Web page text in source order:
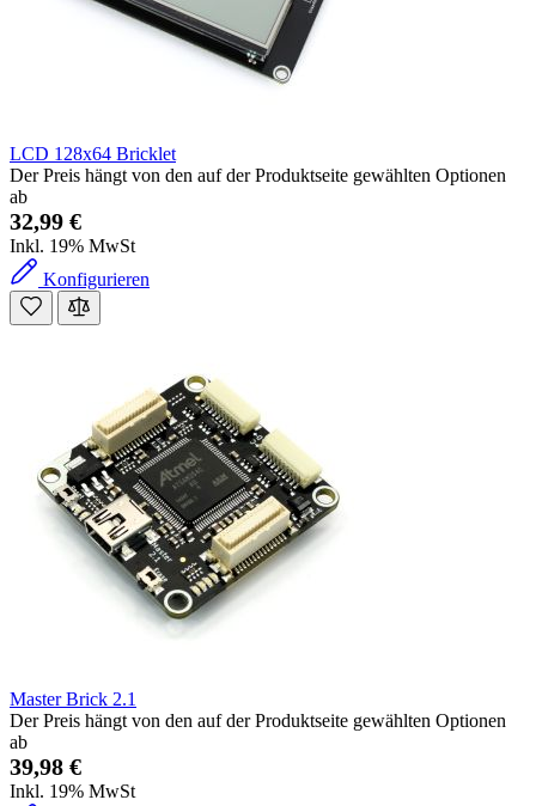
LCD 128x64 Bricklet
Der Preis hängt von den auf der Produktseite gewählten Optionen
ab
32,99 €
Inkl. 19% MwSt
Konfigurieren
Master Brick 2.1
Der Preis hängt von den auf der Produktseite gewählten Optionen
ab
39,98 €
Inkl. 19% MwSt